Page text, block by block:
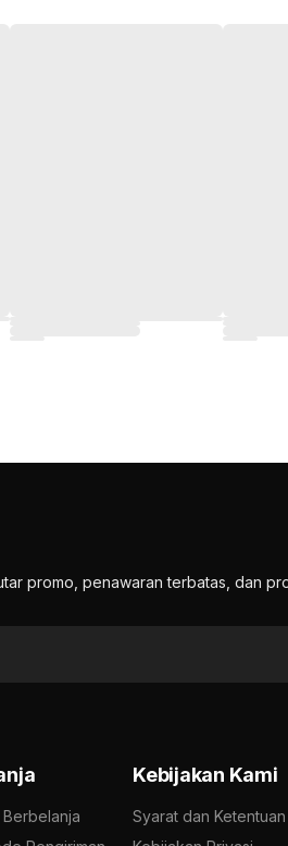
promo, penawaran terbatas, dan
Berbelanja
Kebijakan Kami
Syarat dan Ketentuan